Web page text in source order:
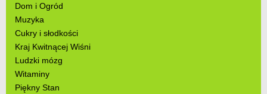
Dom i Ogród
Muzyka
Cukry i słodkości
Kraj Kwitnącej Wiśni
Ludzki mózg
Witaminy
Piękny Stan